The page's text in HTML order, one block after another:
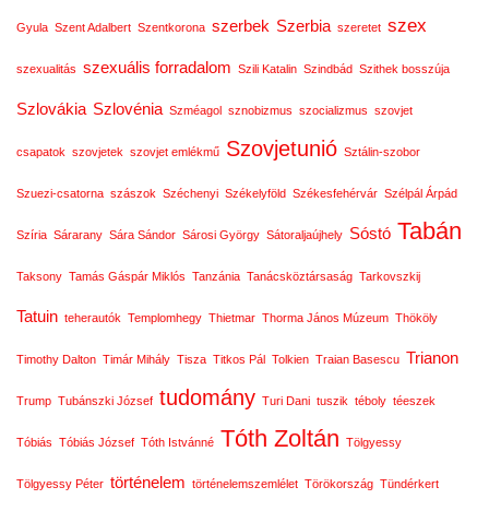
Gyula Szent Adalbert Szentkorona szerbek Szerbia szeretet szex
szexualitás szexuális forradalom Szili Katalin Szindbád Szithek bosszúja
Szlovákia Szlovénia Szméagol sznobizmus szocializmus szovjet
csapatok szovjetek szovjet emlékmű Szovjetunió Sztálin-szobor
Szuezi-csatorna szászok Széchenyi Székelyföld Székesfehérvár Szélpál Árpád
Szíria Sárarany Sára Sándor Sárosi György Sátoraljaújhely Sóstó Tabán
Taksony Tamás Gáspár Miklós Tanzánia Tanácsköztársaság Tarkovszkij
Tatuin teherautók Templomhegy Thietmar Thorma János Múzeum Thököly
Timothy Dalton Timár Mihály Tisza Titkos Pál Tolkien Traian Basescu Trianon
Trump Tubánszki József tudomány Turi Dani tuszik téboly téeszek
Tóbiás Tóbiás József Tóth Istvánné Tóth Zoltán Tölgyessy
Tölgyessy Péter történelem történelemszemlélet Törökország Tündérkert